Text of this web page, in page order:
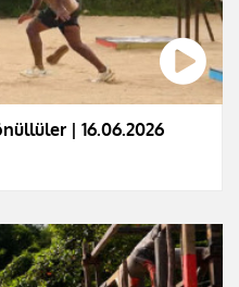
| 16.06.2026